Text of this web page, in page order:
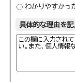
わかりやすかっ
具体的な理由を記